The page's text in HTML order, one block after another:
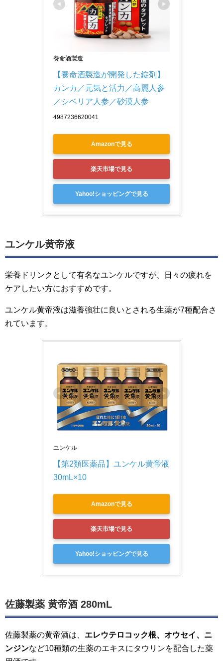
養命酒製造
【養命酒製造が開発した錠剤】
カンカ／元気と活力／高麗人参
／シベリア人参／砂漠人参
4987236620041
Amazonで見る
楽天市場で見る
Yahoo!ショッピングで見る
ユンケル黄帝液
栄養ドリンクとして有名なユンケルですが、日々の疲れを
ケアしたい方におすすめです。
ユンケル黄帝液は滋養強壮に良いとされる生薬が7種配合さ
れています。
ユンケル
【第2類医薬品】ユンケル黄帝液
30mL×10
Amazonで見る
楽天市場で見る
Yahoo!ショッピングで見る
佐藤製薬 黄帝酒 280mL
佐藤製薬の黄帝酒は、 エレウテロコック根、オウセイ、ニ
ンジンなど10種類の生薬のエキスにタウリンを配合した薬